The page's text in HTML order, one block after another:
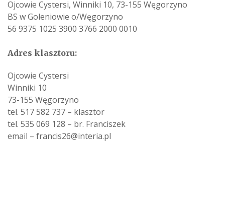
Ojcowie Cystersi, Winniki 10, 73-155 Węgorzyno
BS w Goleniowie o/Węgorzyno
56 9375 1025 3900 3766 2000 0010
Adres klasztoru:
Ojcowie Cystersi
Winniki 10
73-155 Węgorzyno
tel. 517 582 737 – klasztor
tel. 535 069 128 – br. Franciszek
email – francis26@interia.pl